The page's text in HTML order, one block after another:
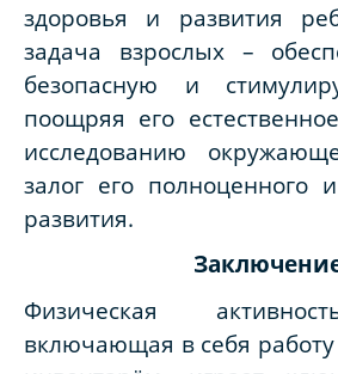
здоровья и развития
задача взрослых –
безопасную и
поощряя его
исследованию
залог его полноценного
развития.
Физическая
включающая в себя